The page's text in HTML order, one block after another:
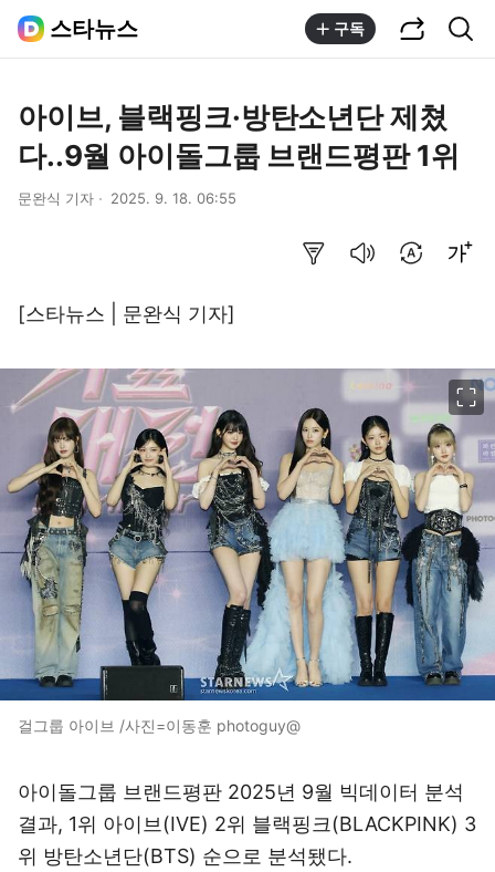
스타뉴스 구독
아이브, 블랙핑크·방탄소년단 제쳤
다..9월 아이돌그룹 브랜드평판 1위
문완식 기자 2025. 9. 18. 06:55
[스타뉴스 | 문완식 기자]
걸그룹 아이브 /사진=이동훈 photoguy@
아이돌그룹 브랜드평판 2025년 9월 빅데이터 분석
결과, 1위 아이브(IVE) 2위 블랙핑크(BLACKPINK) 3
위 방탄소년단(BTS) 순으로 분석됐다.